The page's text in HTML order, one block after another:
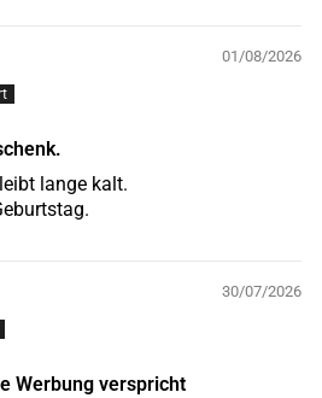
01/08/2026
lange kalt.
30/07/2026
Werbung verspricht